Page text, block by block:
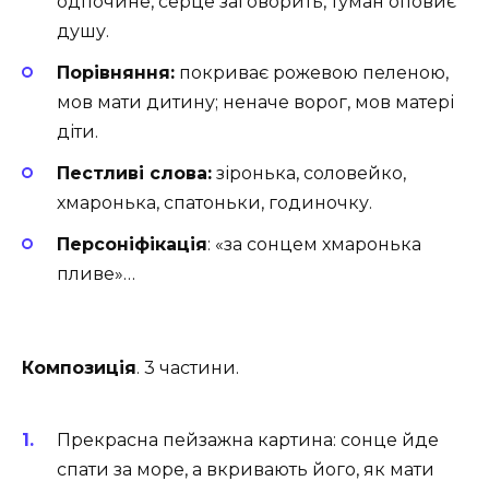
душу.
Порівняння: покриває рожевою пеленою,
мов мати дитину; неначе ворог, мов матері
діти.
Пестливі слова: зіронька, соловейко,
хмаронька, спатоньки, годиночку.
Персоніфікація: «за сонцем хмаронька
пливе»…
Композиція. 3 частини.
Прекрасна пейзажна картина: сонце йде
спати за море, а вкривають його, як мати